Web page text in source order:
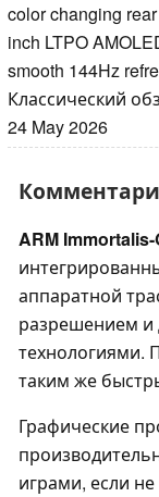
color changing
inch LTPO
smooth 144Hz
Классический
24 May 2026
ARM Immortalis-
аппаратной
разрешением
технологиями.
таким же
Графические
играми, если